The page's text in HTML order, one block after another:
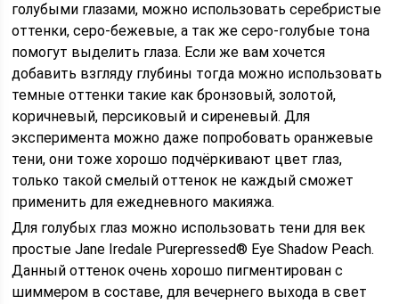
голубыми глазами, можно использовать серебристые
оттенки, серо-бежевые, а так же серо-голубые тона
помогут выделить глаза. Если же вам хочется
добавить взгляду глубины тогда можно использовать
темные оттенки такие как бронзовый, золотой,
коричневый, персиковый и сиреневый. Для
эксперимента можно даже попробовать оранжевые
тени, они тоже хорошо подчёркивают цвет глаз,
только такой смелый оттенок не каждый сможет
применить для ежедневного макияжа.
Для голубых глаз можно использовать тени для век
простые Jane Iredale Purepressed® Eye Shadow Peach.
Данный оттенок очень хорошо пигментирован с
шиммером в составе, для вечернего выхода в свет